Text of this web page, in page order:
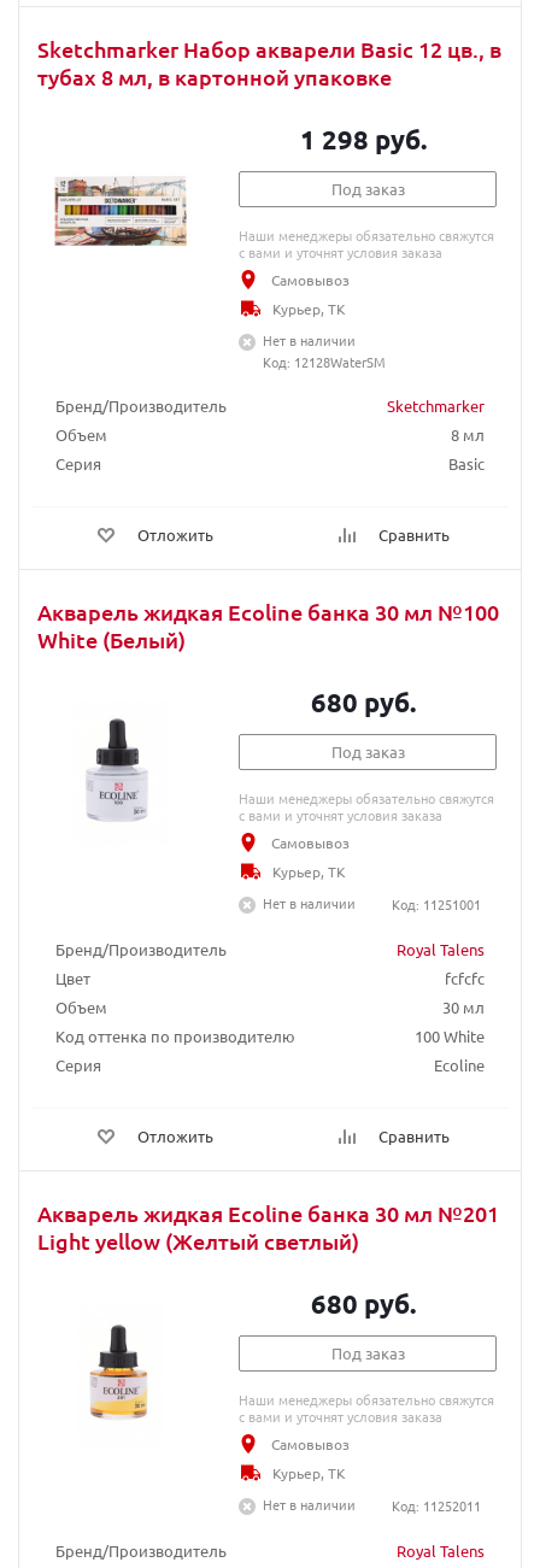
Sketchmarker Набор акварели Basic 12 цв., в
тубах 8 мл, в картонной упаковке
Бренд/Производитель
Sketchmarker
Объем
8 мл
Серия
Basic
Отложить Сравнить
1 298 руб.
Под заказ
Наши менеджеры обязательно свяжутся
с вами и уточнят условия заказа
Самовывоз
Курьер, ТК
Нет в наличии
Код: 12128WaterSM
Акварель жидкая Ecoline банка 30 мл №100
White (Белый)
Бренд/Производитель
Royal Talens
Цвет
fcfcfc
Объем
30 мл
Код оттенка по производителю
100 White
Серия
Ecoline
Отложить Сравнить
680 руб.
Под заказ
Наши менеджеры обязательно свяжутся
с вами и уточнят условия заказа
Самовывоз
Курьер, ТК
Нет в наличии
Код: 11251001
Акварель жидкая Ecoline банка 30 мл №201
Light yellow (Желтый светлый)
Бренд/Производитель
Royal Talens
680 руб.
Под заказ
Наши менеджеры обязательно свяжутся
с вами и уточнят условия заказа
Самовывоз
Курьер, ТК
Нет в наличии
Код: 11252011